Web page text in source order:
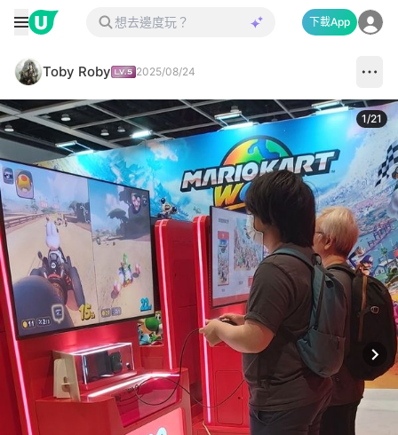
下載App
Toby Roby 2025/08/24
1/21